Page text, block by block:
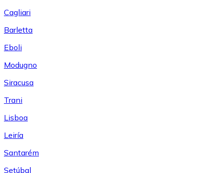
Cagliari
Barletta
Eboli
Modugno
Siracusa
Trani
Lisboa
Leiría
Santarém
Setúbal